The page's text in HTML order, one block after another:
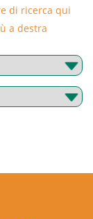
di ricerca qui
a destra